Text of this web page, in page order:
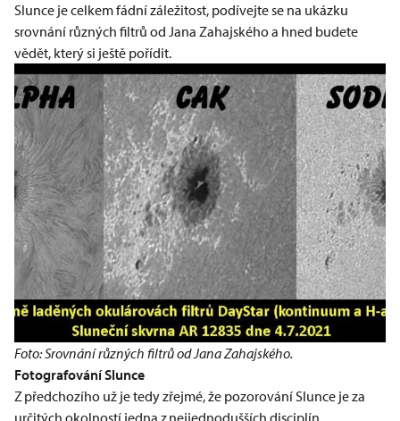
Slunce je celkem fádní záležitost, podívejte se na ukázku
srovnání různých filtrů od Jana Zahajského a hned budete
vědět, který si ještě pořídit.
Foto: Srovnání různých filtrů od Jana Zahajského.
Fotografování Slunce
Z předchozího už je tedy zřejmé, že pozorování Slunce je za
určitých okolností jedna z nejjednodušších disciplín